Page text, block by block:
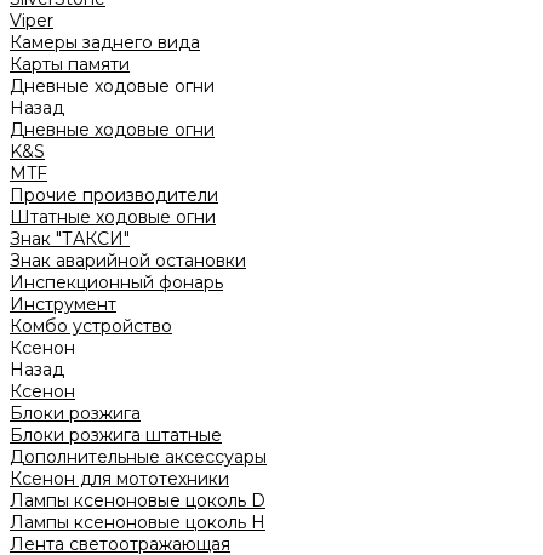
Viper
Камеры заднего вида
Карты памяти
Дневные ходовые огни
Назад
Дневные ходовые огни
K&S
MTF
Прочие производители
Штатные ходовые огни
Знак "ТАКСИ"
Знак аварийной остановки
Инспекционный фонарь
Инструмент
Комбо устройство
Ксенон
Назад
Ксенон
Блоки розжига
Блоки розжига штатные
Дополнительные аксессуары
Ксенон для мототехники
Лампы ксеноновые цоколь D
Лампы ксеноновые цоколь H
Лента светоотражающая